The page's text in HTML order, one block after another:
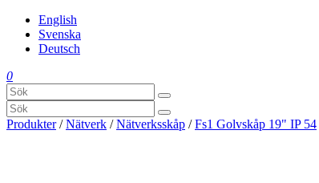
English
Svenska
Deutsch
0
Produkter/Nätverk /Nätverksskåp /Fs1 Golvskåp 19" IP 54